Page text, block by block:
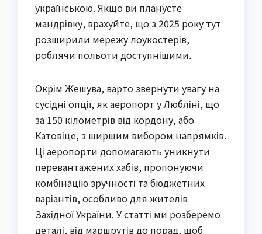
українською. Якщо ви плануєте
мандрівку, врахуйте, що з 2025 року тут
розширили мережу лоукостерів,
роблячи польоти доступнішими.
Окрім Жешува, варто звернути увагу на
сусідні опції, як аеропорт у Любліні, що
за 150 кілометрів від кордону, або
Катовіце, з ширшим вибором напрямків.
Ці аеропорти допомагають уникнути
перевантажених хабів, пропонуючи
комбінацію зручності та бюджетних
варіантів, особливо для жителів
Західної України. У статті ми розберемо
деталі, від маршрутів до порад, щоб